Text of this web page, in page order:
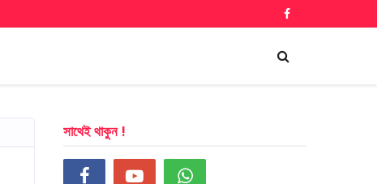
সাথেই থাকুন !